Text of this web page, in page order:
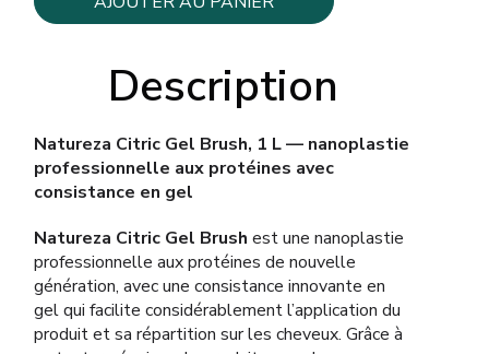
Description
Natureza Citric Gel Brush, 1 L — nanoplastie
professionnelle aux protéines avec
consistance en gel
Natureza Citric Gel Brush est une nanoplastie
professionnelle aux protéines de nouvelle
génération, avec une consistance innovante en
gel qui facilite considérablement l’application du
produit et sa répartition sur les cheveux. Grâce à